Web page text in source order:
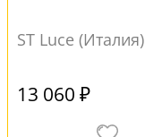
ST Luce (Италия)
13 060 ₽